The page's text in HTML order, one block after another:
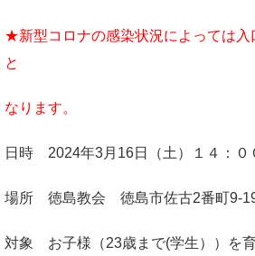
★新型コロナの感染状況によっては入
と
なります。
日時 2024年3月16日（土）１４：０
場所 徳島教会 徳島市佐古2番町9-
対象 お子様（23歳まで(学生））を